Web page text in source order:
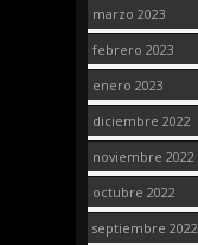
marzo 2023
febrero 2023
enero 2023
diciembre 2022
noviembre 2022
octubre 2022
septiembre 2022